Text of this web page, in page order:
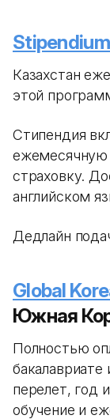
Казахстан
этой
Стипендия
ежемесячную
страховку.
английском
Дедлайн
Global
Южная
Полностью
бакалавриате
перелет, год
обучение и